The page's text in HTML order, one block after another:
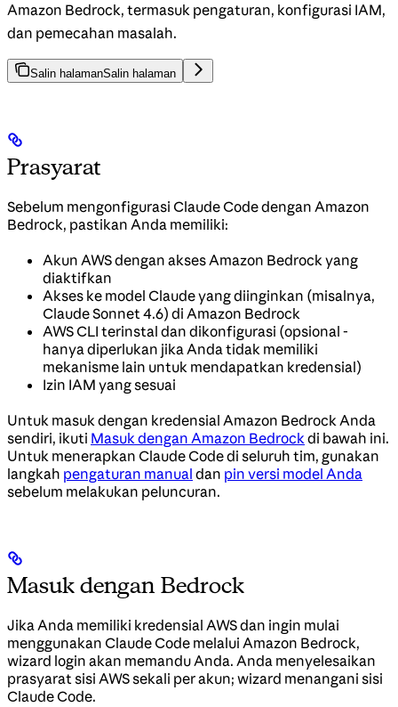
Amazon Bedrock, termasuk pengaturan, konfigurasi IAM,
dan pemecahan masalah.
Salin halamanSalin halaman
Prasyarat
Sebelum mengonfigurasi Claude Code dengan Amazon
Bedrock, pastikan Anda memiliki:
Akun AWS dengan akses Amazon Bedrock yang
diaktifkan
Akses ke model Claude yang diinginkan (misalnya,
Claude Sonnet 4.6) di Amazon Bedrock
AWS CLI terinstal dan dikonfigurasi (opsional -
hanya diperlukan jika Anda tidak memiliki
mekanisme lain untuk mendapatkan kredensial)
Izin IAM yang sesuai
Untuk masuk dengan kredensial Amazon Bedrock Anda
sendiri, ikuti Masuk dengan Amazon Bedrockdi bawah ini.
Untuk menerapkan Claude Code di seluruh tim, gunakan
langkah pengaturan manual dan pin versi model Anda
sebelum melakukan peluncuran.
Masuk dengan Bedrock
Jika Anda memiliki kredensial AWS dan ingin mulai
menggunakan Claude Code melalui Amazon Bedrock,
wizard login akan memandu Anda. Anda menyelesaikan
prasyarat sisi AWS sekali per akun; wizard menangani sisi
Claude Code.